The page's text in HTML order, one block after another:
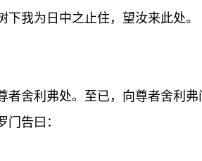
我为日中之止住，望汝来此处。
舍利弗处。至已，向尊者舍利
告曰：